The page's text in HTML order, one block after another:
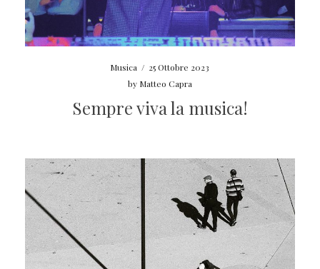
Musica / 25 Ottobre 2023
by Matteo Capra
Sempre viva la musica!